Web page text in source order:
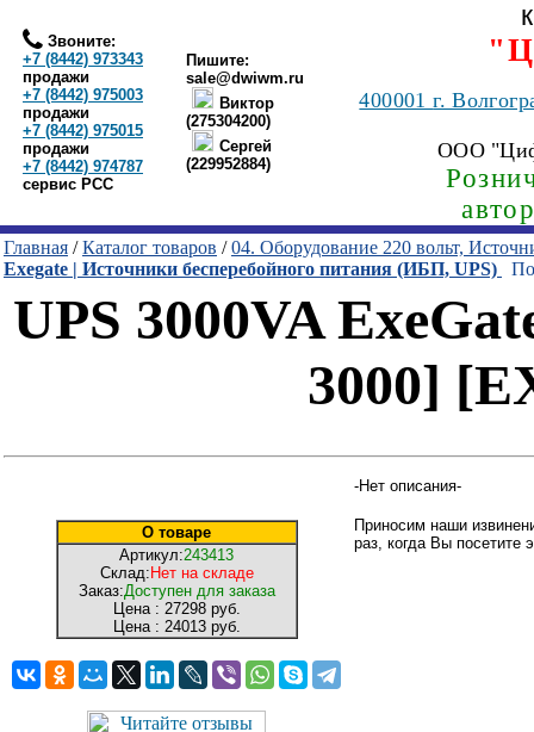
Звоните:
+7 (8442) 973343
продажи
+7 (8442) 975003
продажи
+7 (8442) 975015
продажи
+7 (8442) 974787
сервис РСС
Пишите:
sale@dwiwm.ru
Виктор
(275304200)
Сергей
(229952884)
400001г.
ООО
Главная /Каталог товаров /04. Оборудование 220 вольт,
Exegate | Источники бесперебойного питания (ИБП, UPS)
UPS 3000VA
3000]
О товаре
Артикул:243413
Склад: Нет на складе
Заказ:Доступен для заказа
Цена : 27298 руб.
Цена : 24013 руб.
-Нет описания-
Приносим наши
раз, когда Вы посетите